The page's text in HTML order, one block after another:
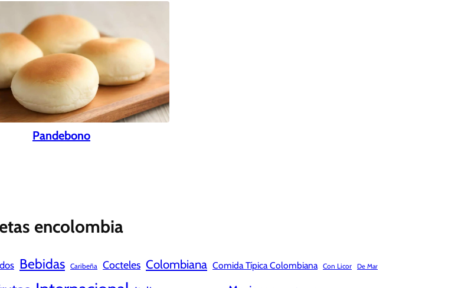
Pandebono
encolombia
Bebidas Caribeña Cocteles Colombiana Comida Típica Colombiana Con Licor De Mar